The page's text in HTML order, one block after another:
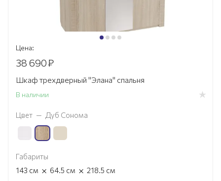
Цена:
38 690₽
Шкаф трехдверный "Элана" спальня
В наличии
Цвет — Дуб Сонома
Габариты
143 см × 64.5 см × 218.5 см